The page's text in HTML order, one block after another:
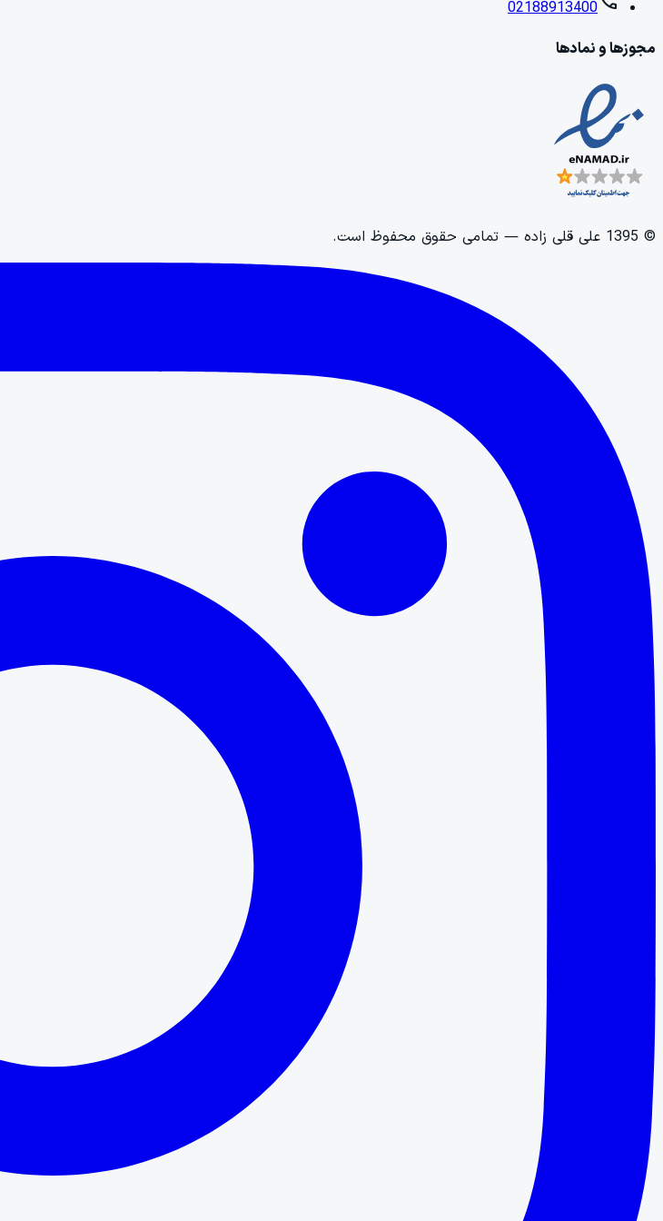
02188913400
مجوزها و نمادها
©
1395 علی قلی زاده — تمامی حقوق محفوظ است.